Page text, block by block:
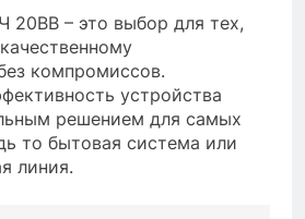
20BB – это выбор для тех,
компромиссов.
устройства
решением для самых
то бытовая система или
линия.